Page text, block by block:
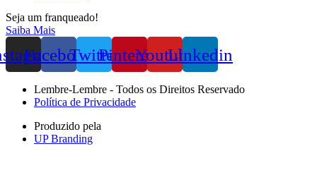
Seja um franqueado!
Saiba Mais
FacebookTwitterPinterestYoutubeLinkedin
Lembre-Lembre - Todos os Direitos Reservado
Política de Privacidade
Produzido pela
UP Branding